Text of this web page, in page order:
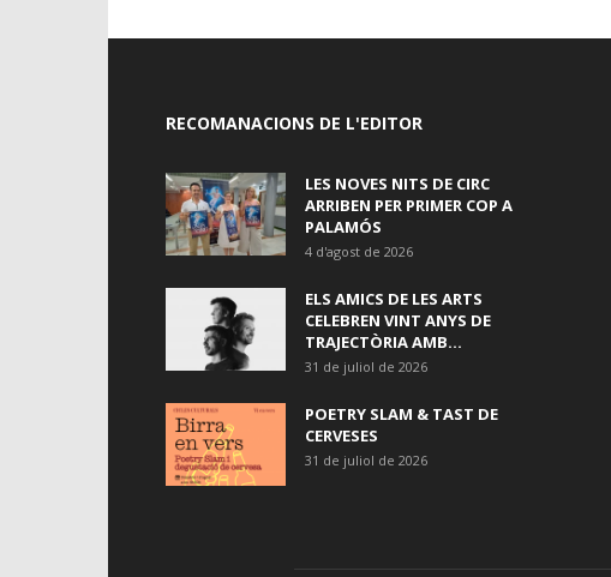
RECOMANACIONS DE L'EDITOR
LES NOVES NITS DE CIRC
ARRIBEN PER PRIMER COP A
PALAMÓS
4 d'agost de 2026
ELS AMICS DE LES ARTS
CELEBREN VINT ANYS DE
TRAJECTÒRIA AMB...
31 de juliol de 2026
POETRY SLAM & TAST DE
CERVESES
31 de juliol de 2026